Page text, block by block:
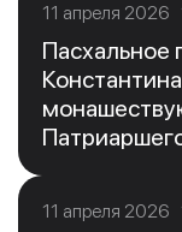
11 апреля 2026
Пасхальное
11 апреля 2026